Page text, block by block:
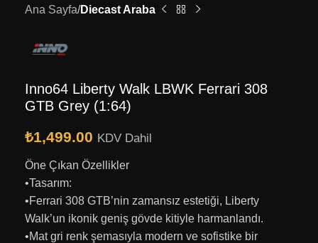
Ana Sayfa Diecast Araba
Inno64 Liberty Walk LBWK Ferrari 308
GTB Grey (1:64)
₺1,499.00 KDV Dahil
Öne Çıkan Özellikler
•Tasarım:
•Ferrari 308 GTB’nin zamansız estetiği, Liberty
Walk’un ikonik geniş gövde kitiyle harmanlandı.
•Mat gri renk şemasıyla modern ve sofistike bir